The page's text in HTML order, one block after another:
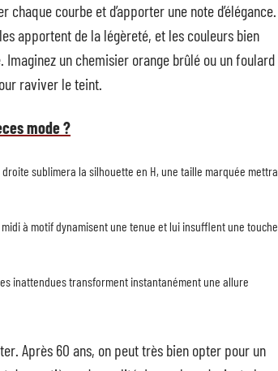
chaque courbe et d’apporter une note d’élégance.
apportent de la légèreté, et les couleurs bien
Imaginez un chemisier orange brûlé ou un foulard
raviver le teint.
mode ?
droite sublimera la silhouette en H, une taille marquée mettra
à motif dynamisent une tenue et lui insufflent une touche
inattendues transforment instantanément une allure
Après 60 ans, on peut très bien opter pour un